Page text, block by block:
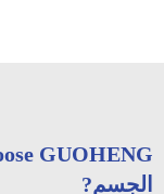
الجسم?